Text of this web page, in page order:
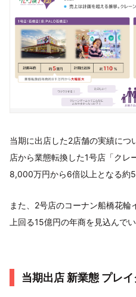
当期に出店した2店舗の実績につ
店から業態転換した1号店「クレ
8,000万円から6倍以上となる約5
また、2号店のコーナン船橋花輪
上回る15億円の年商を見込んでい
当期出店 新業態 プレ